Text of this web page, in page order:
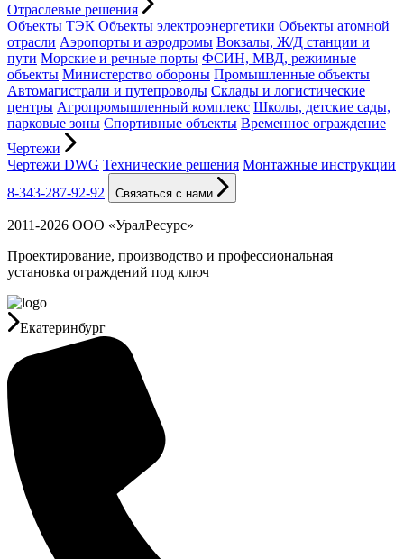
Отраслевые решения
Объекты ТЭК Объекты электроэнергетики Объекты атомной
отрасли Аэропорты и аэродромы Вокзалы, Ж/Д станции и
пути Морские и речные порты ФСИН, МВД, режимные
объекты Министерство обороны Промышленные объекты
Автомагистрали и путепроводы Склады и логистические
центры Агропромышленный комплекс Школы, детские сады,
парковые зоны Спортивные объекты Временное ограждение
Чертежи
Чертежи DWG Технические решения Монтажные инструкции
8-343-287-92-92
Связаться с нами
2011-2026 ООО «УралРесурс»
Проектирование, производство и профессиональная
установка ограждений под ключ
Екатеринбург